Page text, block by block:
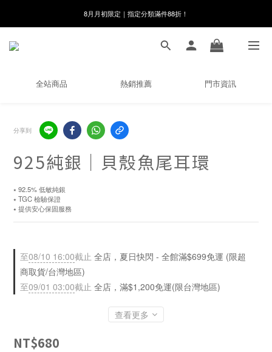
8月月初限定｜指定分類滿件88折！
線在，好事發生｜祈願新品 第2件享9折
🌸新會員限定🌸註冊送$100購物金
全站商品 熱銷推薦 門市資訊
分享到
925純銀｜貝殼魚尾耳環
⭑ 92.5% 低敏純銀
⭑ TGC 檢驗保證
⭑ 提供安心保固服務
至08/10 16:00截止 全店，夏日快閃 - 全館滿$699免運 (限超
商取貨/台灣地區)
至09/01 03:00截止 全店，滿$1,200免運(限台灣地區)
查看更多
NT$680